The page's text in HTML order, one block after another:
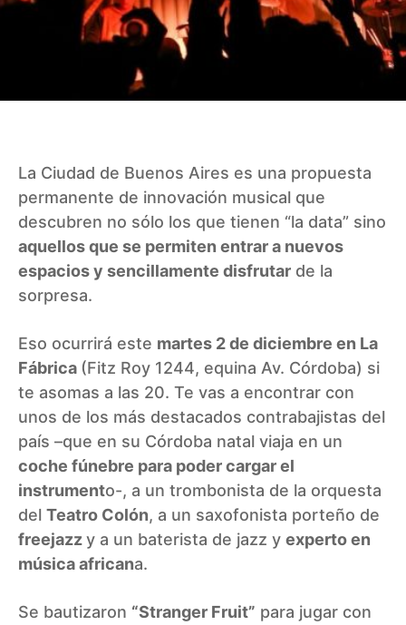
La Ciudad de Buenos Aires es una propuesta
permanente de innovación musical que
descubren no sólo los que tienen “la data” sino
aquellos que se permiten entrar a nuevos
espacios y sencillamente disfrutar de la
sorpresa.
Eso ocurrirá este martes 2 de diciembre en La
Fábrica (Fitz Roy 1244, equina Av. Córdoba) si
te asomas a las 20. Te vas a encontrar con
unos de los más destacados contrabajistas del
país –que en su Córdoba natal viaja en un
coche fúnebre para poder cargar el
instrumento-, a un trombonista de la orquesta
del Teatro Colón, a un saxofonista porteño de
freejazzy a un baterista de jazz y experto en
música africana.
Se bautizaron “Stranger Fruit” para jugar con